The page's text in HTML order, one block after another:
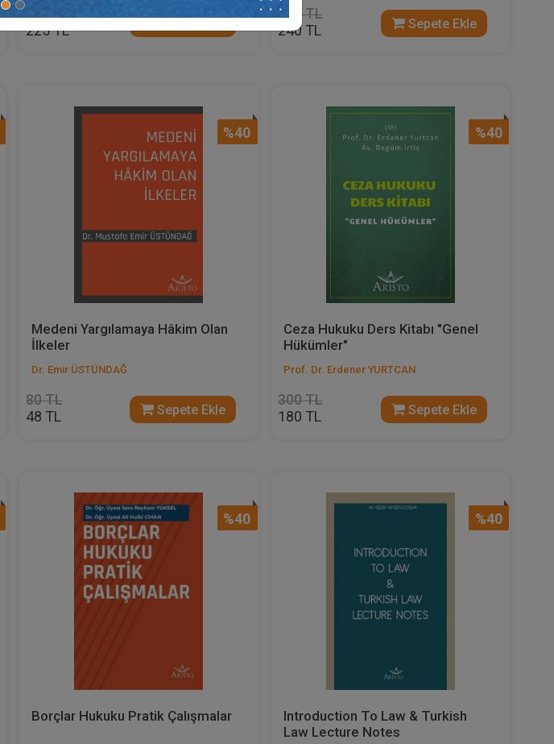
375 TL
225 TL
400 TL
240 TL Sepete Ekle
%40
Medeni Yargılamaya Hâkim Olan
İlkeler
Dr. Emir ÜSTÜNDAĞ
80 TL
48 TL Sepete Ekle
%40
Ceza Hukuku Ders Kitabı "Genel
Hükümler"
Prof. Dr. Erdener YURTCAN
300 TL
180 TL Sepete Ekle
%40
Borçlar Hukuku Pratik Çalışmalar
%40
Introduction To Law & Turkish
Law Lecture Notes